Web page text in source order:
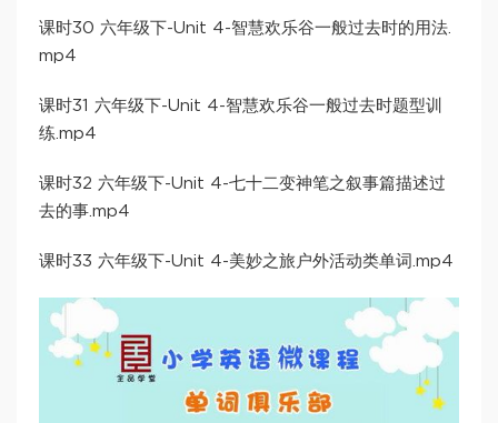
课时30 六年级下-Unit 4-智慧欢乐谷一般过去时的用法.
mp4
课时31 六年级下-Unit 4-智慧欢乐谷一般过去时题型训
练.mp4
课时32 六年级下-Unit 4-七十二变神笔之叙事篇描述过
去的事.mp4
课时33 六年级下-Unit 4-美妙之旅户外活动类单词.mp4